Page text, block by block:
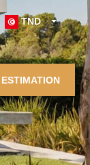
TND
ESTIMATION